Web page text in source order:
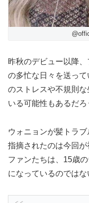
昨秋のデビュー以降
の多忙な日々を送っ
のストレスや不規則
いる可能性もあるだろ
ウォニョンが髪トラ
指摘されたのは今回
ファンたちは、15歳
になっているのではな